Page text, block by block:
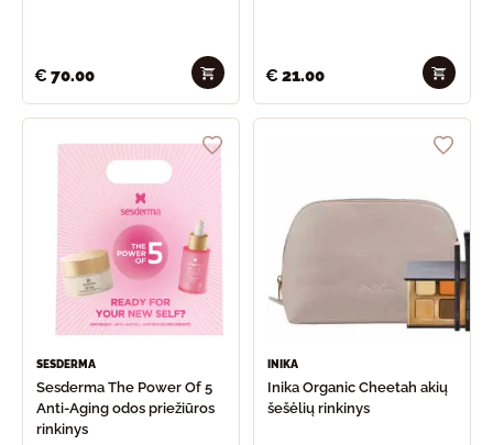
€70.00 €21.00
SESDERMA
Sesderma The Power Of 5
Anti-Aging odos priežiūros
rinkinys
INIKA
Inika Organic Cheetah akių
šešėlių rinkinys